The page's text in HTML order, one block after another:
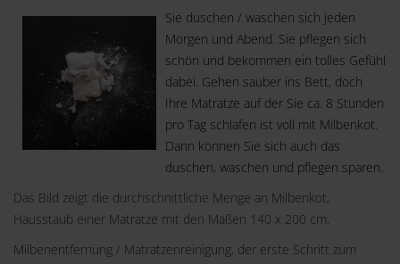
Sie duschen / waschen sich jeden
Morgen und Abend. Sie pflegen sich
schön und bekommen ein tolles Gefühl
dabei. Gehen sauber ins Bett, doch
Ihre Matratze auf der Sie ca. 8 Stunden
pro Tag schlafen ist voll mit Milbenkot.
Dann können Sie sich auch das
duschen, waschen und pflegen sparen.
Das Bild zeigt die durchschnittliche Menge an Milbenkot,
Hausstaub einer Matratze mit den Maßen 140 x 200 cm.
Milbenentfernung / Matratzenreinigung, der erste Schritt zum